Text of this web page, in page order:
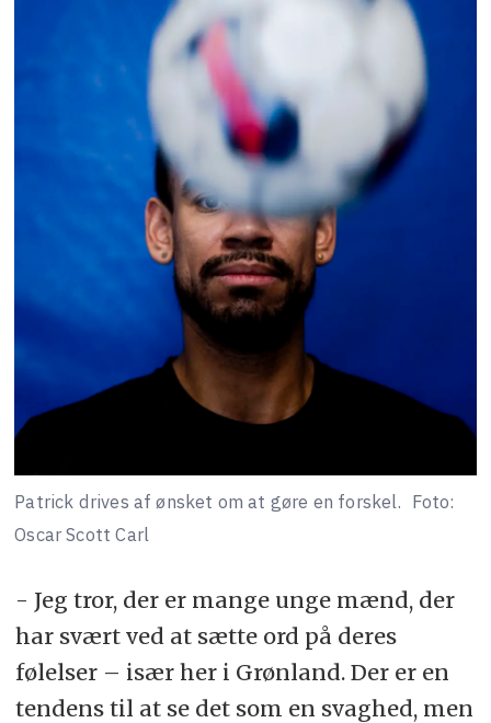
Patrick drives af ønsket om at gøre en forskel. Foto:
Oscar Scott Carl
- Jeg tror, der er mange unge mænd, der
har svært ved at sætte ord på deres
følelser – især her i Grønland. Der er en
tendens til at se det som en svaghed, men